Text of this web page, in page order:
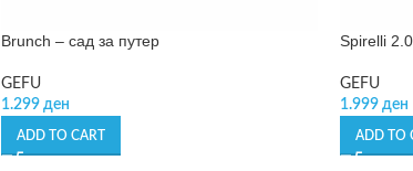
Brunch – сад за путер
GEFU
1.299 ден
ADD TO CART
Spirelli
GEFU
1.999 ден
ADD TO